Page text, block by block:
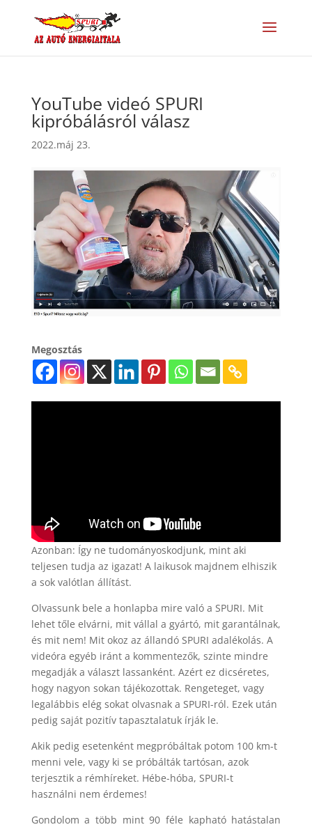
YouTube videó SPURI
kipróbálásról válasz
2022.máj 23.
Megosztás
Azonban: Így ne tudományoskodjunk, mint aki
teljesen tudja az igazat! A laikusok majdnem elhiszik
a sok valótlan állítást.
Olvassunk bele a honlapba mire való a SPURI. Mit
lehet tőle elvárni, mit vállal a gyártó, mit garantálnak,
és mit nem! Mit okoz az állandó SPURI adalékolás. A
videóra egyéb iránt a kommentezők, szinte mindre
megadják a választ lassanként. Azért ez dicséretes,
hogy nagyon sokan tájékozottak. Rengeteget, vagy
legalábbis elég sokat olvasnak a SPURI-ról. Ezek után
pedig saját pozitív tapasztalatuk írják le.
Akik pedig esetenként megpróbáltak potom 100 km-t
menni vele, vagy ki se próbálták tartósan, azok
terjesztik a rémhíreket. Hébe-hóba, SPURI-t
használni nem érdemes!
Gondolom a több mint 90 féle kapható hatástalan